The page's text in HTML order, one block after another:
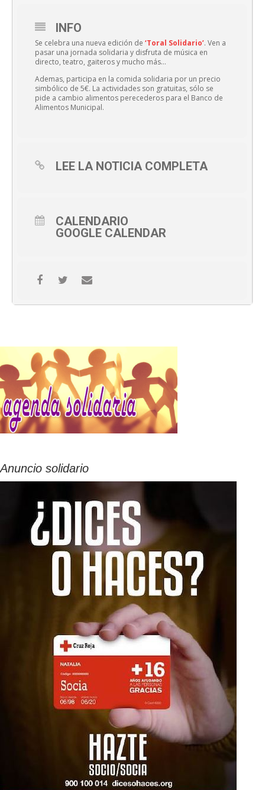
INFO
Se celebra una nueva edición de ‘Toral Solidario’. Ven a
pasar una jornada solidaria y disfruta de música en
directo, teatro, gaiteros y mucho más…
Ademas, participa en la comida solidaria por un precio
simbólico de 5€. La actividades son gratuitas, sólo se
pide a cambio alimentos perecederos para el Banco de
Alimentos Municipal.
LEE LA NOTICIA COMPLETA
CALENDARIO
GOOGLE CALENDAR
Anuncio solidario